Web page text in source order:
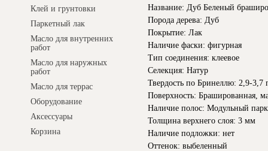
Клей и грунтовки
Паркетный лак
Масло для внутренних
работ
Масло для наружных
работ
Масло для террас
Оборудование
Аксессуары
Корзина
Название: Дуб Беленый
Порода дерева: Дуб
Покрытие: Лак
Наличие фаски: фигурная
Тип соединения: клеевое
Селекция: Натур
Твердость по Бринеллю: 2,9-3,7
Поверхность: Брашированная,
Наличие полос: Модульный
Толщина верхнего слоя: 3 мм
Наличие подложки: нет
Оттенок: выбеленный